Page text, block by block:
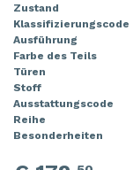
Zustand
Klassifizierungscode
Ausführung
Farbe des Teils
Türen
Stoff
Ausstattungscode
Reihe
Besonderheiten